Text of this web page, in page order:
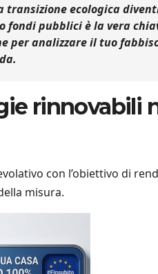
transizione ecologica
pubblici è la vera
per analizzare il tuo
rinnovabili
con l’obiettivo di
misura.